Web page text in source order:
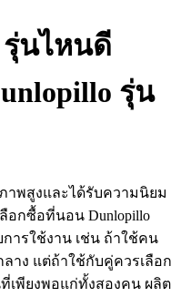
นไหนดี
รุ่น
พสูงและได้รับความนิยม
อกซื้อที่นอน Dunlopillo
ารใช้งาน เช่น ถ้าใช้คน
าง แต่ถ้าใช้กับคู่ควรเลือก
พียงพอแก่ทั้งสองคน ผลิต